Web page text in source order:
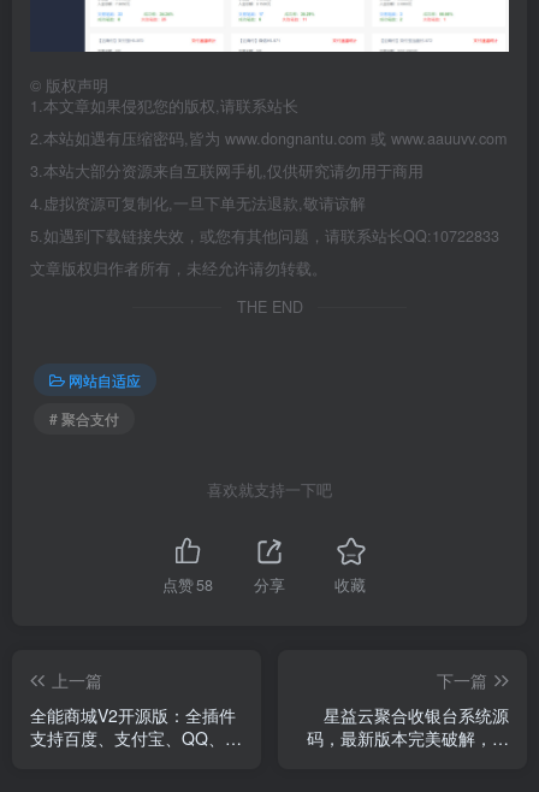
© 版权声明
1.本文章如果侵犯您的版权,请联系站长
2.本站如遇有压缩密码,皆为 www.dongnantu.com 或 www.aauuvv.com
3.本站大部分资源来自互联网手机,仅供研究请勿用于商用
4.虚拟资源可复制化,一旦下单无法退款,敬请谅解
5.如遇到下载链接失效，或您有其他问题，请联系站长QQ:10722833
文章版权归作者所有，未经允许请勿转载。
THE END
网站自适应
# 聚合支付
喜欢就支持一下吧
点赞58 分享 收藏
上一篇
全能商城V2开源版：全插件
支持百度、支付宝、QQ、头
下一篇
星益云聚合收银台系统源
码，最新版本完美破解，助